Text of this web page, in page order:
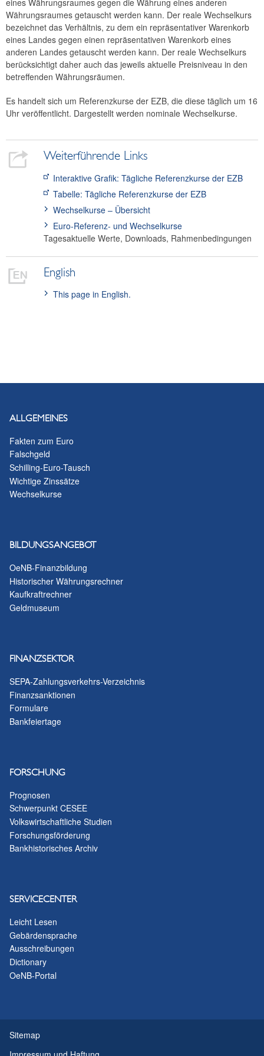
eines Währungsraumes gegen die Währung eines anderen
Währungsraumes getauscht werden kann. Der reale Wechselkurs
bezeichnet das Verhältnis, zu dem ein repräsentativer Warenkorb
eines Landes gegen einen repräsentativen Warenkorb eines
anderen Landes getauscht werden kann. Der reale Wechselkurs
berücksichtigt daher auch das jeweils aktuelle Preisniveau in den
betreffenden Währungsräumen.
Es handelt sich um Referenzkurse der EZB, die diese täglich um 16
Uhr veröffentlicht. Dargestellt werden nominale Wechselkurse.
Weiterführende Links
Interaktive Grafik: Tägliche Referenzkurse der EZB
Tabelle: Tägliche Referenzkurse der EZB
Wechselkurse – Übersicht
Euro-Referenz- und Wechselkurse
Tagesaktuelle Werte, Downloads, Rahmenbedingungen
English
This page in English.
ALLGEMEINES
Fakten zum Euro
Falschgeld
Schilling-Euro-Tausch
Wichtige Zinssätze
Wechselkurse
BILDUNGSANGEBOT
OeNB-Finanzbildung
Historischer Währungsrechner
Kaufkraftrechner
Geldmuseum
FINANZSEKTOR
SEPA-Zahlungsverkehrs-Verzeichnis
Finanzsanktionen
Formulare
Bankfeiertage
FORSCHUNG
Prognosen
Schwerpunkt CESEE
Volkswirtschaftliche Studien
Forschungsförderung
Bankhistorisches Archiv
SERVICECENTER
Leicht Lesen
Gebärdensprache
Ausschreibungen
Dictionary
OeNB-Portal
Sitemap